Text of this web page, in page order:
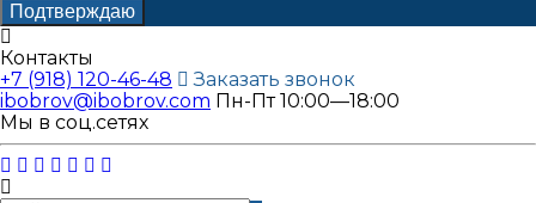
Подтверждаю
Контакты
+7 (918) 120-46-48
Заказать звонок
ibobrov@ibobrov.com Пн-Пт 10:00—18:00
Мы в соц.сетях